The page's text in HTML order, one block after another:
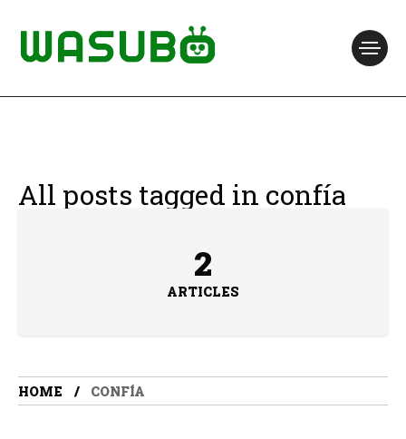
All posts tagged in confía
2
ARTICLES
HOME CONFÍA